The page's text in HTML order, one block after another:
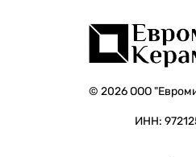
© 2026 ООО
ИНН: